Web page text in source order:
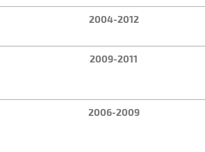
2004-2012
2009-2011
2006-2009